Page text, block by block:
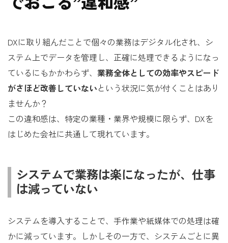
DXに取り組んだことで個々の業務はデジタル化され、シ
ステム上でデータを管理し、正確に処理できるようになっ
ているにもかかわらず、 業務全体としての効率やスピード
がさほど改善していないという状況に気が付くことはあり
ませんか？
この違和感は、特定の業種・業界や規模に限らず、DXを
はじめた会社に共通して現れています。
システムで業務は楽になったが、仕事
は減っていない
システムを導入することで、手作業や紙媒体での処理は確
かに減っています。しかしその一方で、システムごとに異